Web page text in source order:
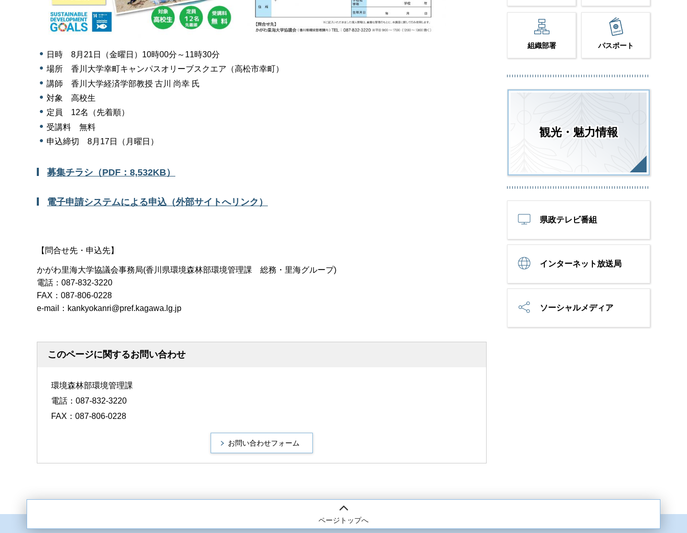
日時 8月21日（金曜日）10時00分～11時30分
場所 香川大学幸町キャンパスオリーブスクエア（高松市幸町）
講師 香川大学経済学部教授 古川 尚幸 氏
対象 高校生
定員 12名（先着順）
受講料 無料
申込締切 8月17日（月曜日）
募集チラシ（PDF：8,532KB）
電子申請システムによる申込（外部サイトへリンク）
【問合せ先・申込先】
かがわ里海大学協議会事務局(香川県環境森林部環境管理課 総務・里海グループ)
電話：087-832-3220
FAX：087-806-0228
e-mail：kankyokanri@pref.kagawa.lg.jp
このページに関するお問い合わせ
環境森林部環境管理課
電話：087-832-3220
FAX：087-806-0228
組織部署 パスポート
観光・魅力情報
県政テレビ番組
インターネット放送局
ソーシャルメディア
ページトップへ